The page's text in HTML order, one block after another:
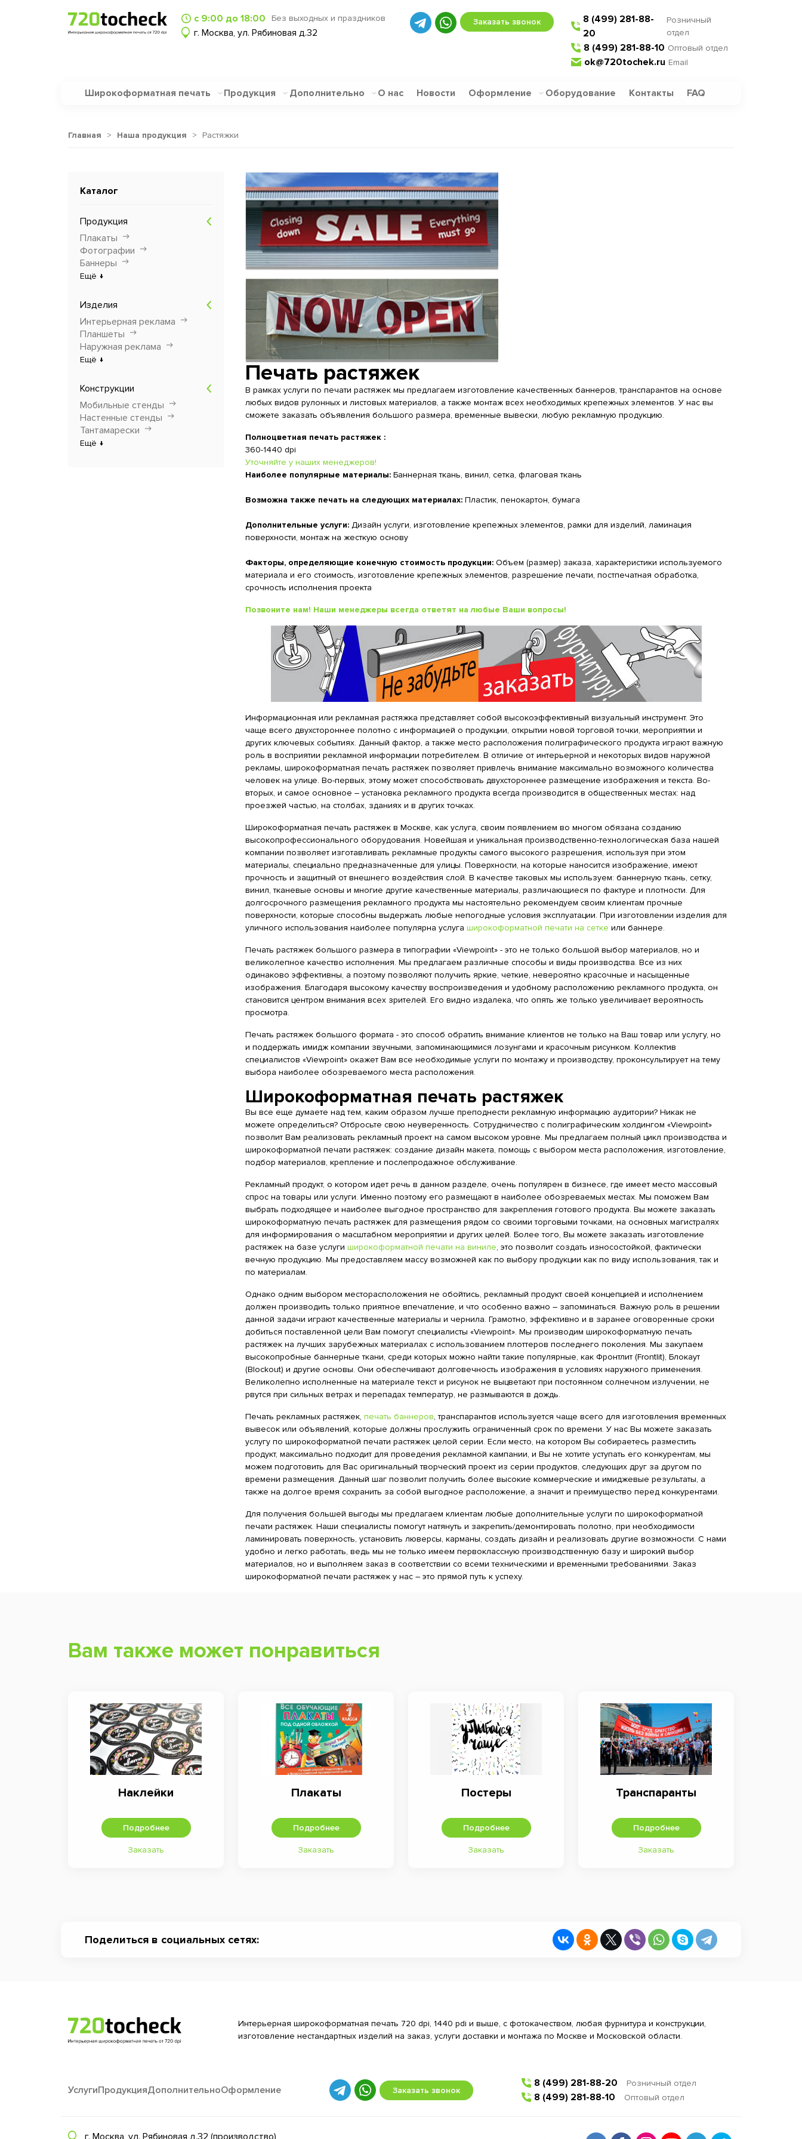
с 9:00 до 18:00 Без выходных и праздников
г. Москва, ул. Рябиновая д.32
Заказать звонок
8 (499) 281-88-
20
Розничный
отдел
8 (499) 281-88-10 Оптовый отдел
ok@720tochek.ru Email
Широкоформатная печать Продукция Дополнительно О нас Новости Оформление Оборудование Контакты FAQ
Главная > Наша продукция > Растяжки
Каталог
Продукция
Плакаты
Фотографии
Баннеры
Ещё ↓
Изделия
Интерьерная реклама
Планшеты
Наружная реклама
Ещё ↓
Конструкции
Мобильные стенды
Настенные стенды
Тантамарески
Ещё ↓
Печать растяжек
В рамках услуги по печати растяжек мы предлагаем изготовление качественных баннеров, транспарантов на основе
любых видов рулонных и листовых материалов, а также монтаж всех необходимых крепежных элементов. У нас вы
сможете заказать объявления большого размера, временные вывески, любую рекламную продукцию.
Полноцветная печать растяжек :
360-1440 dpi
Уточняйте у наших менеджеров!
Наиболее популярные материалы: Баннерная ткань, винил, сетка, флаговая ткань
Возможна также печать на следующих материалах: Пластик, пенокартон, бумага
Дополнительные услуги: Дизайн услуги, изготовление крепежных элементов, рамки для изделий, ламинация
поверхности, монтаж на жесткую основу
Факторы, определяющие конечную стоимость продукции: Объем (размер) заказа, характеристики используемого
материала и его стоимость, изготовление крепежных элементов, разрешение печати, постпечатная обработка,
срочность исполнения проекта
Позвоните нам! Наши менеджеры всегда ответят на любые Ваши вопросы!
Информационная или рекламная растяжка представляет собой высокоэффективный визуальный инструмент. Это
чаще всего двухстороннее полотно с информацией о продукции, открытии новой торговой точки, мероприятии и
других ключевых событиях. Данный фактор, а также место расположения полиграфического продукта играют важную
роль в восприятии рекламной информации потребителем. В отличие от интерьерной и некоторых видов наружной
рекламы, широкоформатная печать растяжек позволяет привлечь внимание максимально возможного количества
человек на улице. Во-первых, этому может способствовать двухстороннее размещение изображения и текста. Во-
вторых, и самое основное – установка рекламного продукта всегда производится в общественных местах: над
проезжей частью, на столбах, зданиях и в других точках.
Широкоформатная печать растяжек в Москве, как услуга, своим появлением во многом обязана созданию
высокопрофессионального оборудования. Новейшая и уникальная производственно-технологическая база нашей
компании позволяет изготавливать рекламные продукты самого высокого разрешения, используя при этом
материалы, специально предназначенные для улицы. Поверхности, на которые наносится изображение, имеют
прочность и защитный от внешнего воздействия слой. В качестве таковых мы используем: баннерную ткань, сетку,
винил, тканевые основы и многие другие качественные материалы, различающиеся по фактуре и плотности. Для
долгосрочного размещения рекламного продукта мы настоятельно рекомендуем своим клиентам прочные
поверхности, которые способны выдержать любые непогодные условия эксплуатации. При изготовлении изделия для
уличного использования наиболее популярна услуга широкоформатной печати на сетке или баннере.
Печать растяжек большого размера в типографии «Viewpoint» - это не только большой выбор материалов, но и
великолепное качество исполнения. Мы предлагаем различные способы и виды производства. Все из них
одинаково эффективны, а поэтому позволяют получить яркие, четкие, невероятно красочные и насыщенные
изображения. Благодаря высокому качеству воспроизведения и удобному расположению рекламного продукта, он
становится центром внимания всех зрителей. Его видно издалека, что опять же только увеличивает вероятность
просмотра.
Печать растяжек большого формата - это способ обратить внимание клиентов не только на Ваш товар или услугу, но
и поддержать имидж компании звучными, запоминающимися лозунгами и красочным рисунком. Коллектив
специалистов «Viewpoint» окажет Вам все необходимые услуги по монтажу и производству, проконсультирует на тему
выбора наиболее обозреваемого места расположения.
Широкоформатная печать растяжек
Вы все еще думаете над тем, каким образом лучше преподнести рекламную информацию аудитории? Никак не
можете определиться? Отбросьте свою неуверенность. Сотрудничество с полиграфическим холдингом «Viewpoint»
позволит Вам реализовать рекламный проект на самом высоком уровне. Мы предлагаем полный цикл производства и
широкоформатной печати растяжек: создание дизайн макета, помощь с выбором места расположения, изготовление,
подбор материалов, крепление и послепродажное обслуживание.
Рекламный продукт, о котором идет речь в данном разделе, очень популярен в бизнесе, где имеет место массовый
спрос на товары или услуги. Именно поэтому его размещают в наиболее обозреваемых местах. Мы поможем Вам
выбрать подходящее и наиболее выгодное пространство для закрепления готового продукта. Вы можете заказать
широкоформатную печать растяжек для размещения рядом со своими торговыми точками, на основных магистралях
для информирования о масштабном мероприятии и других целей. Более того, Вы можете заказать изготовление
растяжек на базе услуги широкоформатной печати на виниле, это позволит создать износостойкой, фактически
вечную продукцию. Мы предоставляем массу возможней как по выбору продукции как по виду использования, так и
по материалам.
Однако одним выбором месторасположения не обойтись, рекламный продукт своей концепцией и исполнением
должен производить только приятное впечатление, и что особенно важно – запоминаться. Важную роль в решении
данной задачи играют качественные материалы и чернила. Грамотно, эффективно и в заранее оговоренные сроки
добиться поставленной цели Вам помогут специалисты «Viewpoint». Мы производим широкоформатную печать
растяжек на лучших зарубежных материалах с использованием плоттеров последнего поколения. Мы закупаем
высокопробные баннерные ткани, среди которых можно найти такие популярные, как Фронтлит (Frontlit), Блокаут
(Blockout) и другие основы. Они обеспечивают долговечность изображения в условиях наружного применения.
Великолепно исполненные на материале текст и рисунок не выцветают при постоянном солнечном излучении, не
рвутся при сильных ветрах и перепадах температур, не размываются в дождь.
Печать рекламных растяжек, печать баннеров, транспарантов используется чаще всего для изготовления временных
вывесок или объявлений, которые должны прослужить ограниченный срок по времени. У нас Вы можете заказать
услугу по широкоформатной печати растяжек целой серии. Если место, на котором Вы собираетесь разместить
продукт, максимально подходит для проведения рекламной кампании, и Вы не хотите уступать его конкурентам, мы
можем подготовить для Вас оригинальный творческий проект из серии продуктов, следующих друг за другом по
времени размещения. Данный шаг позволит получить более высокие коммерческие и имиджевые результаты, а
также на долгое время сохранить за собой выгодное расположение, а значит и преимущество перед конкурентами.
Для получения большей выгоды мы предлагаем клиентам любые дополнительные услуги по широкоформатной
печати растяжек. Наши специалисты помогут натянуть и закрепить/демонтировать полотно, при необходимости
ламинировать поверхность, установить люверсы, карманы, создать дизайн и реализовать другие возможности. С нами
удобно и легко работать, ведь мы не только имеем первоклассную производственную базу и широкий выбор
материалов, но и выполняем заказ в соответствии со всеми техническими и временными требованиями. Заказ
широкоформатной печати растяжек у нас – это прямой путь к успеху.
Вам также может понравиться
Наклейки
Подробнее
Заказать
Плакаты
Подробнее
Заказать
Постеры
Подробнее
Заказать
Транспаранты
Подробнее
Заказать
Поделиться в социальных сетях:
Интерьерная широкоформатная печать 720 dpi, 1440 pdi и выше, с фотокачеством, любая фурнитура и конструкции,
изготовление нестандартных изделий на заказ, услуги доставки и монтажа по Москве и Московской области.
УслугиПродукцияДополнительноОформление Заказать звонок
8 (499) 281-88-20 Розничный отдел
8 (499) 281-88-10 Оптовый отдел
г. Москва, ул. Рябиновая д.32 (производство)